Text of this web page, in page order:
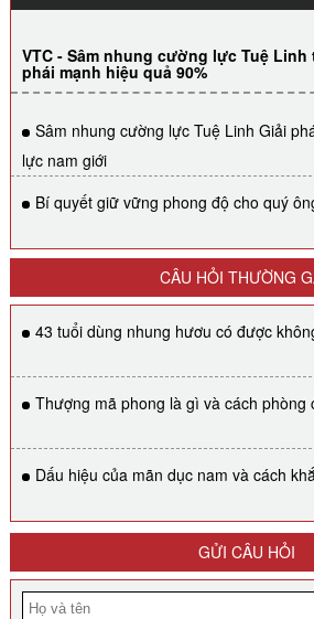
VTC - Sâm nhung cường lực Tuệ
phái mạnh hiệu quả 90%
Sâm nhung cường lực Tuệ Linh Giải
lực nam giới
Bí quyết giữ vững phong độ cho quý
CÂU HỎI THƯỜNG
43 tuổi dùng nhung hươu có được
Thượng mã phong là gì và cách phòng
Dấu hiệu của mãn dục nam và cách
GỬI CÂU HỎI